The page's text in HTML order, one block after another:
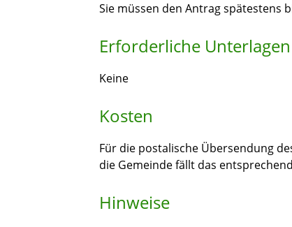
Sie müssen den Antrag spätestens
Erforderliche Unterlagen
Keine
Kosten
Für die postalische Übersendung
die Gemeinde fällt das
Hinweise